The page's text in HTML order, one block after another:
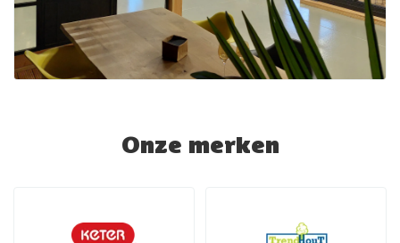
Onze merken